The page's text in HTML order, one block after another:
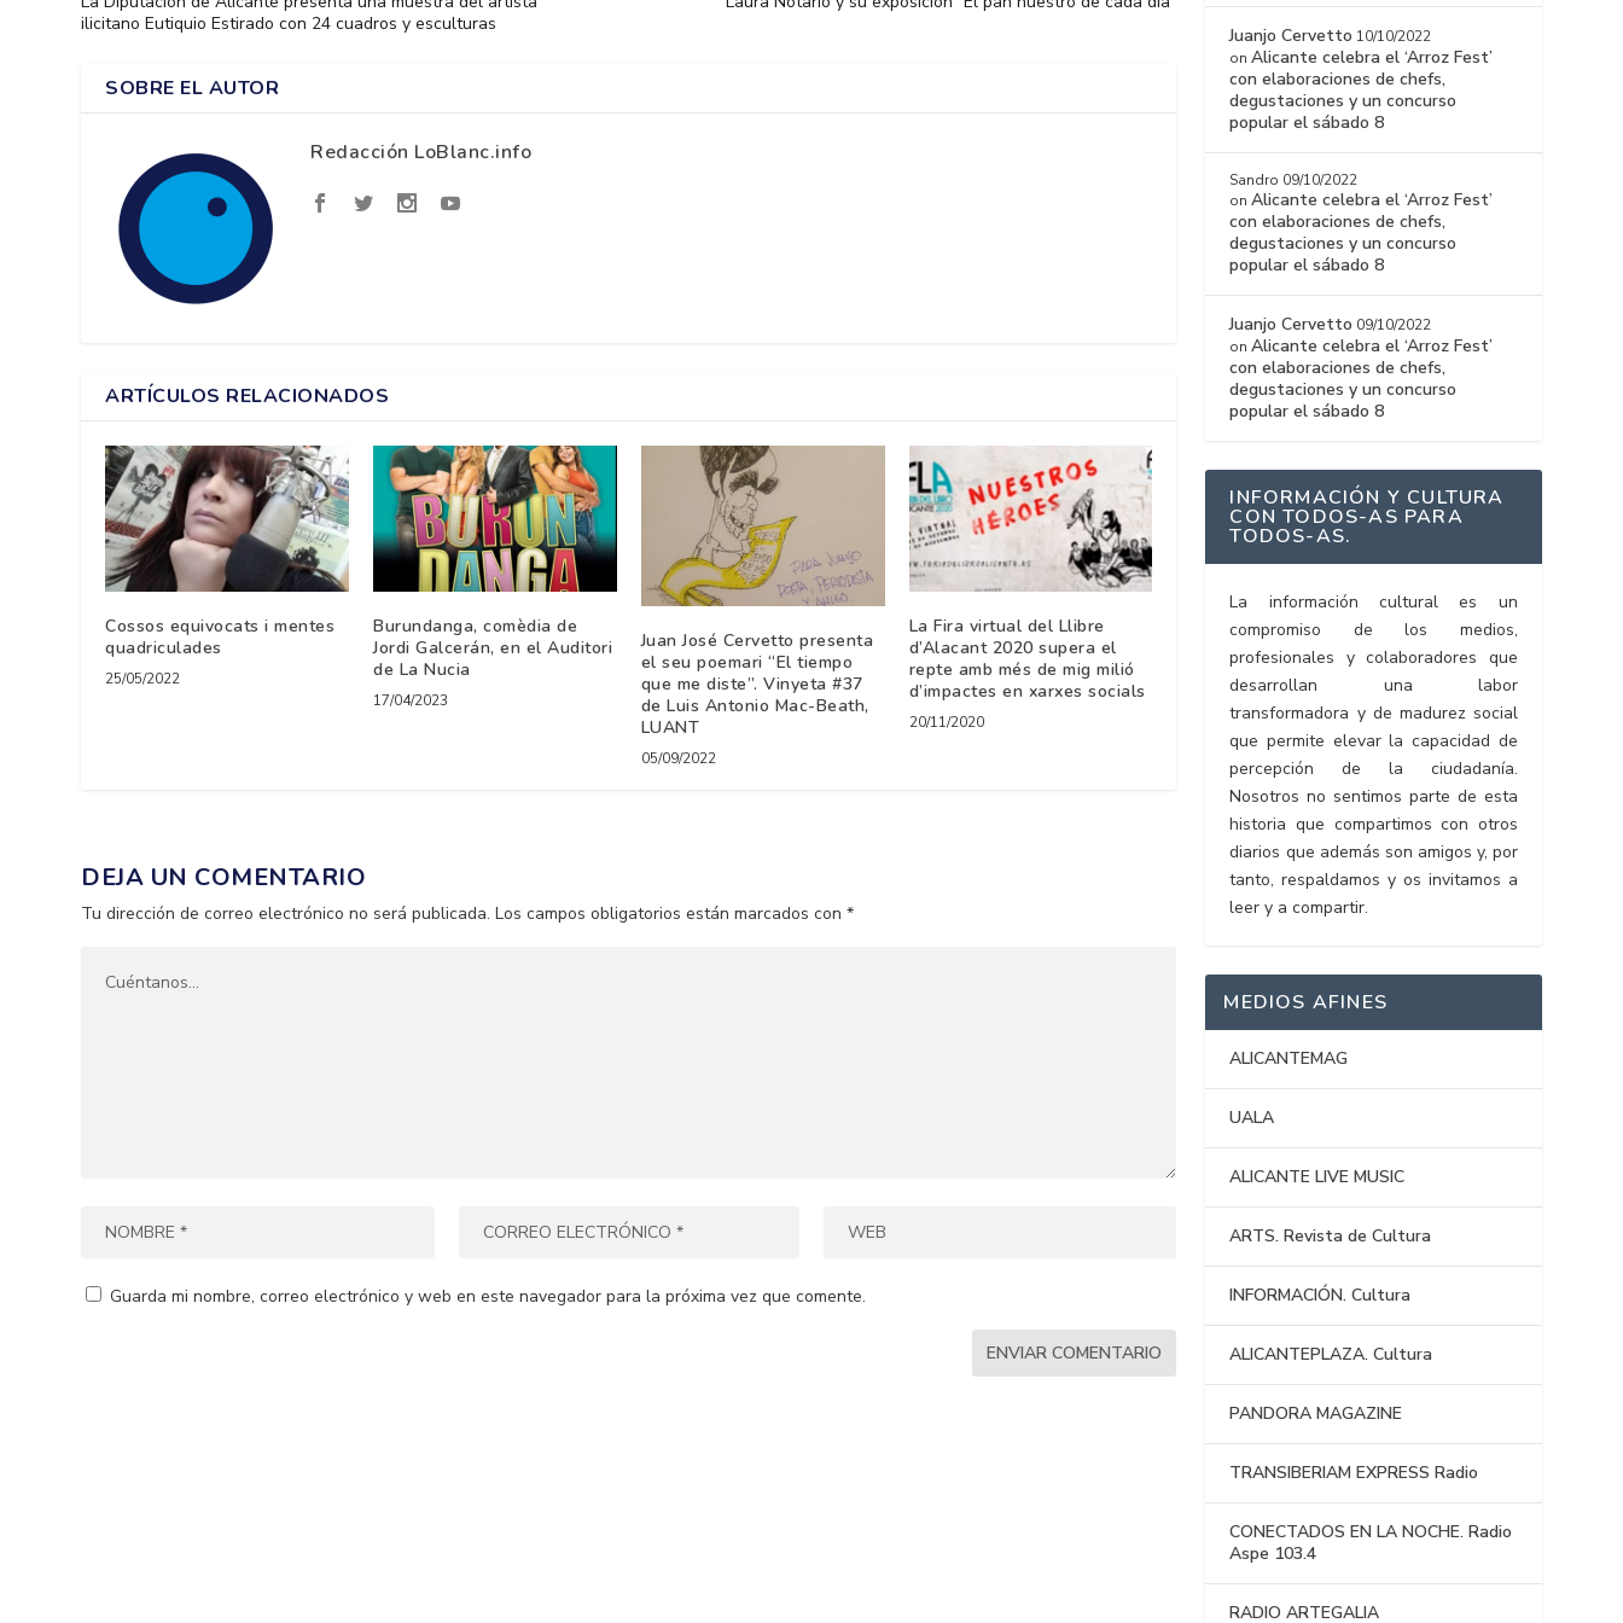
ilicitano Eutiquio Estirado con 24 cuadros y esculturas
SOBRE EL AUTOR
Redacción LoBlanc.info
ARTÍCULOS RELACIONADOS
Cossos equivocats i mentes
quadriculades
25/05/2022
Burundanga, comèdia de
Jordi Galcerán, en el Auditori
de La Nucia
17/04/2023
Juan José Cervetto presenta
el seu poemari “El tiempo
que me diste”. Vinyeta #37
de Luis Antonio Mac-Beath,
LUANT
05/09/2022
La Fira virtual del Llibre
d’Alacant 2020 supera el
repte amb més de mig milió
d’impactes en xarxes socials
20/11/2020
DEJA UN COMENTARIO
Tu dirección de correo electrónico no será publicada. Los campos obligatorios están marcados con*
Guarda mi nombre, correo electrónico y web en este navegador para la próxima vez que comente.
Juanjo Cervetto 10/10/2022
onAlicante celebra el ‘Arroz Fest’
con elaboraciones de chefs,
degustaciones y un concurso
popular el sábado 8
Sandro 09/10/2022
onAlicante celebra el ‘Arroz Fest’
con elaboraciones de chefs,
degustaciones y un concurso
popular el sábado 8
Juanjo Cervetto 09/10/2022
onAlicante celebra el ‘Arroz Fest’
con elaboraciones de chefs,
degustaciones y un concurso
popular el sábado 8
INFORMACIÓN Y CULTURA
CON TODOS-AS PARA
TODOS-AS.
La información cultural es un
compromiso de los medios,
profesionales y colaboradores que
desarrollan una labor
transformadora y de madurez social
que permite elevar la capacidad de
percepción de la ciudadanía.
Nosotros no sentimos parte de esta
historia que compartimos con otros
diarios que además son amigos y, por
tanto, respaldamos y os invitamos a
leer y a compartir.
MEDIOS AFINES
ALICANTEMAG
UALA
ALICANTE LIVE MUSIC
ARTS. Revista de Cultura
INFORMACIÓN. Cultura
ALICANTEPLAZA. Cultura
PANDORA MAGAZINE
TRANSIBERIAM EXPRESS Radio
CONECTADOS EN LA NOCHE. Radio
Aspe 103.4
RADIO ARTEGALIA